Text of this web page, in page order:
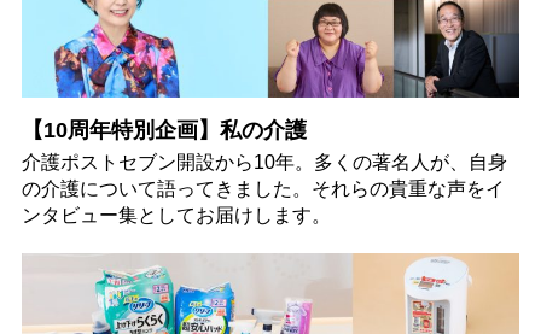
【10周年特別企画】私の介護
介護ポストセブン開設から10年。多くの著名人が、自身
の介護について語ってきました。それらの貴重な声をイ
ンタビュー集としてお届けします。